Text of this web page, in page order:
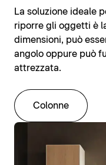
La soluzione ideale
riporre gli oggetti è
dimensioni, può
angolo oppure può
attrezzata.
Colonne